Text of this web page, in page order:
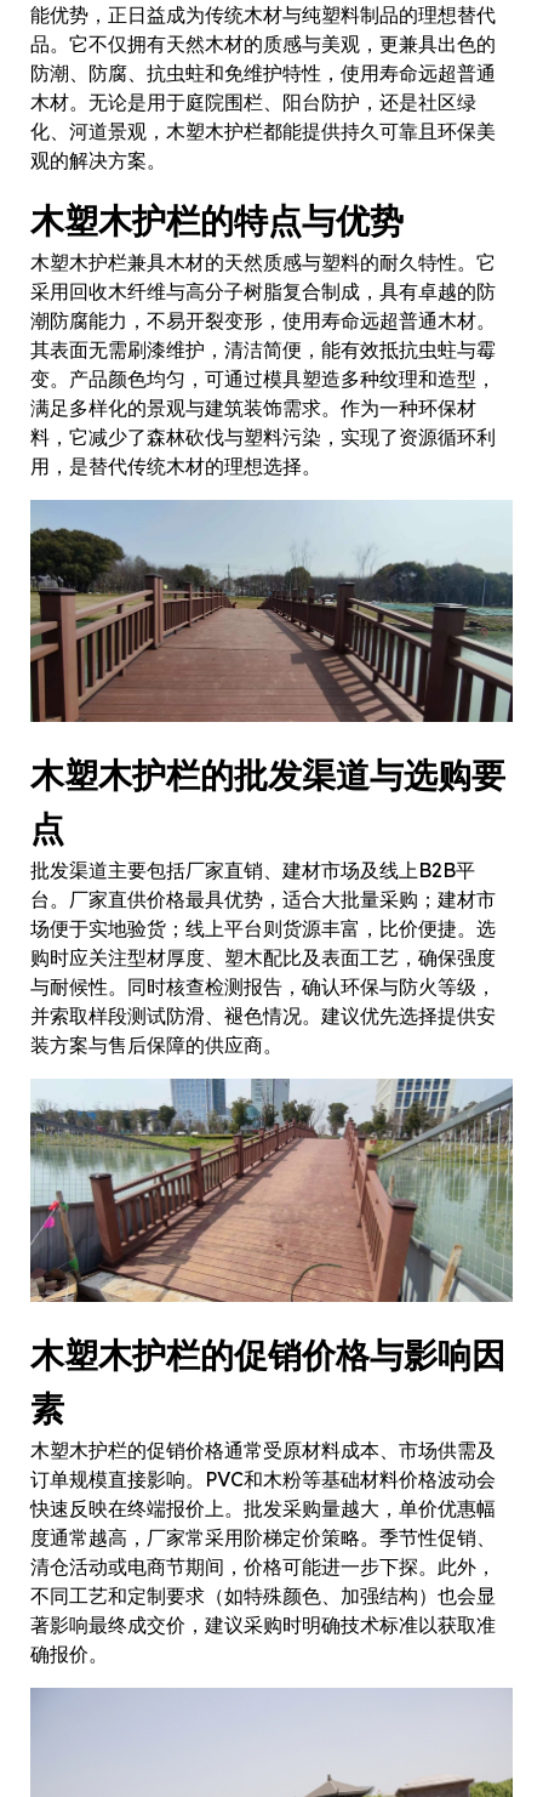
能优势，正日益成为传统木材与纯塑料制品的理想替代
品。它不仅拥有天然木材的质感与美观，更兼具出色的
防潮、防腐、抗虫蛀和免维护特性，使用寿命远超普通
木材。无论是用于庭院围栏、阳台防护，还是社区绿
化、河道景观，木塑木护栏都能提供持久可靠且环保美
观的解决方案。
木塑木护栏的特点与优势
木塑木护栏兼具木材的天然质感与塑料的耐久特性。它
采用回收木纤维与高分子树脂复合制成，具有卓越的防
潮防腐能力，不易开裂变形，使用寿命远超普通木材。
其表面无需刷漆维护，清洁简便，能有效抵抗虫蛀与霉
变。产品颜色均匀，可通过模具塑造多种纹理和造型，
满足多样化的景观与建筑装饰需求。作为一种环保材
料，它减少了森林砍伐与塑料污染，实现了资源循环利
用，是替代传统木材的理想选择。
木塑木护栏的批发渠道与选购要
点
批发渠道主要包括厂家直销、建材市场及线上B2B平
台。厂家直供价格最具优势，适合大批量采购；建材市
场便于实地验货；线上平台则货源丰富，比价便捷。选
购时应关注型材厚度、塑木配比及表面工艺，确保强度
与耐候性。同时核查检测报告，确认环保与防火等级，
并索取样段测试防滑、褪色情况。建议优先选择提供安
装方案与售后保障的供应商。
木塑木护栏的促销价格与影响因
素
木塑木护栏的促销价格通常受原材料成本、市场供需及
订单规模直接影响。PVC和木粉等基础材料价格波动会
快速反映在终端报价上。批发采购量越大，单价优惠幅
度通常越高，厂家常采用阶梯定价策略。季节性促销、
清仓活动或电商节期间，价格可能进一步下探。此外，
不同工艺和定制要求（如特殊颜色、加强结构）也会显
著影响最终成交价，建议采购时明确技术标准以获取准
确报价。